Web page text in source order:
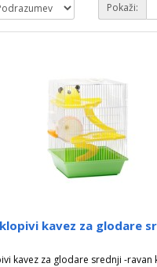
Pokaži:
kavez za glodare
kavez za glodare srednji -ravan